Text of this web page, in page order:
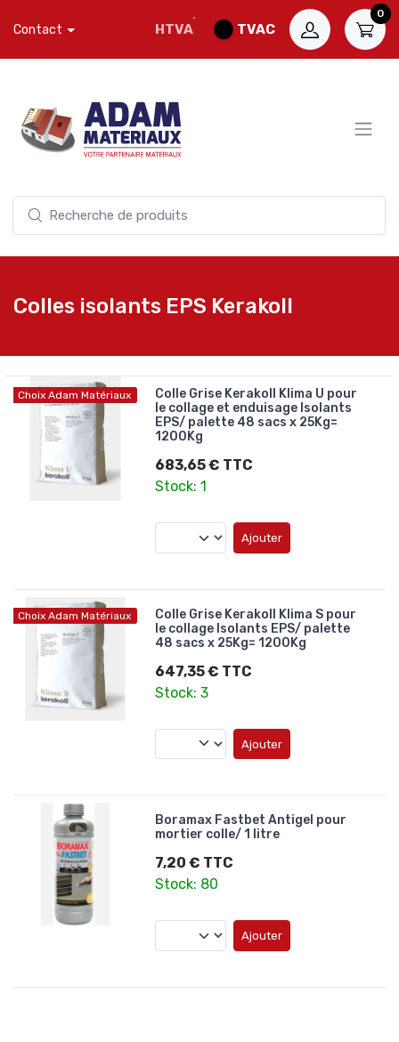
Contact HTVA TVAC
0
Colles isolants EPS Kerakoll
Choix Adam Matériaux
Colle Grise Kerakoll Klima U pour
le collage et enduisage Isolants
EPS/ palette 48 sacs x 25Kg=
1200Kg
683,65 € TTC
Stock: 1
Ajouter
Choix Adam Matériaux
Colle Grise Kerakoll Klima S pour
le collage Isolants EPS/ palette
48 sacs x 25Kg= 1200Kg
647,35 € TTC
Stock: 3
Ajouter
Boramax Fastbet Antigel pour
mortier colle/ 1 litre
7,20 € TTC
Stock: 80
Ajouter